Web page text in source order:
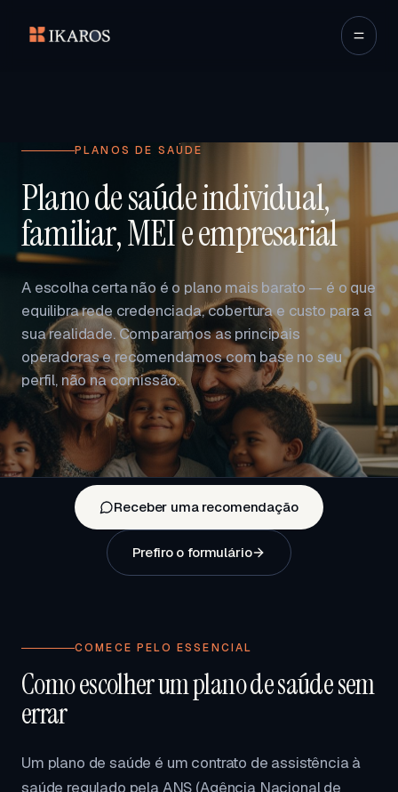
PLANOS DE SAÚDE
Plano de saúde individual,
familiar, MEI e empresarial
A escolha certa não é o plano mais barato — é o que
equilibra rede credenciada, cobertura e custo para a
sua realidade. Comparamos as principais
operadoras e recomendamos com base no seu
perfil, não na comissão.
Receber uma recomendação
Prefiro o formulário
COMECE PELO ESSENCIAL
Como escolher um plano de saúde sem
errar
Um plano de saúde é um contrato de assistência à
saúde regulado pela ANS (Agência Nacional de